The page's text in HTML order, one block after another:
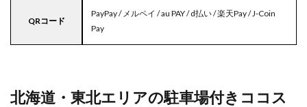
QRコード
PayPay / メルペイ / au PAY / d払い / 楽天Pay / J-Coin
Pay
北海道・東北エリアの駐車場付きココス